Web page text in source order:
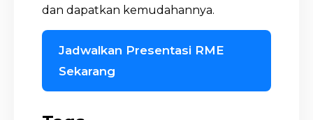
dan dapatkan kemudahannya.
Jadwalkan Presentasi RME
Sekarang